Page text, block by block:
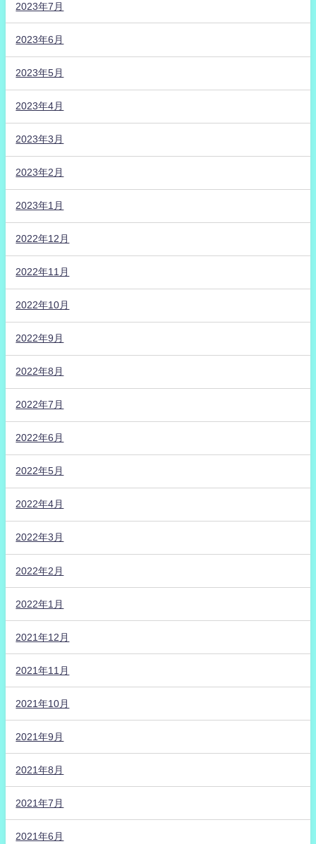
2023年7月
2023年6月
2023年5月
2023年4月
2023年3月
2023年2月
2023年1月
2022年12月
2022年11月
2022年10月
2022年9月
2022年8月
2022年7月
2022年6月
2022年5月
2022年4月
2022年3月
2022年2月
2022年1月
2021年12月
2021年11月
2021年10月
2021年9月
2021年8月
2021年7月
2021年6月